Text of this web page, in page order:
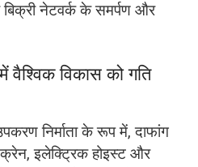
बिक्री नेटवर्क के समर्पण और
वैश्विक विकास को गति
निर्माता के रूप में, दाफांग
इलेक्ट्रिक होइस्ट और